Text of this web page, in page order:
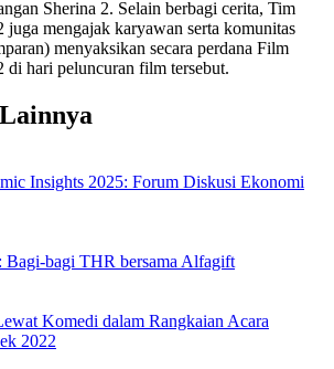
Sherina 2. Selain berbagi cerita, Tim
juga mengajak karyawan serta komunitas
menyaksikan secara perdana Film
di hari peluncuran film tersebut.
Insights 2025: Forum Diskusi Ekonomi
Bagi-bagi THR bersama Alfagift
Komedi dalam Rangkaian Acara
2022